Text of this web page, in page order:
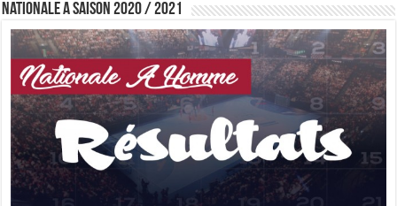
Nationale A saison 2020 / 2021